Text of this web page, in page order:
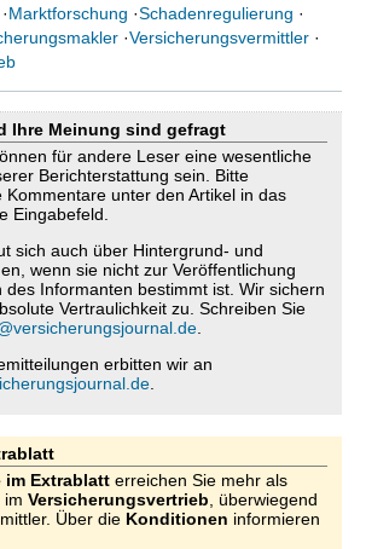
·Marktforschung ·Schadenregulierung ·
·Versicherungsvermittler ·
Ihre Meinung sind gefragt
für andere Leser eine wesentliche
Berichterstattung sein. Bitte
Kommentare unter den Artikel in das
Eingabefeld.
sich auch über Hintergrund- und
wenn sie nicht zur Veröffentlichung
des Informanten bestimmt ist. Wir sichern
Vertraulichkeit zu. Schreiben Sie
erbitten wir an
im Extrablatt erreichen Sie mehr als
im Versicherungsvertrieb , überwiegend
Über die Konditionen informieren